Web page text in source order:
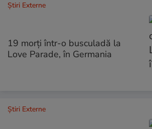
Știri Externe
19 morţi într-o busculadă la
Love Parade, în Germania
Știri Externe